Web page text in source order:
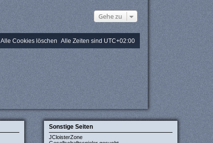
Gehe zu
Alle Zeiten sind UTC+02:00
Alle Cookies löschen
Sonstige Seiten
JCloisterZone